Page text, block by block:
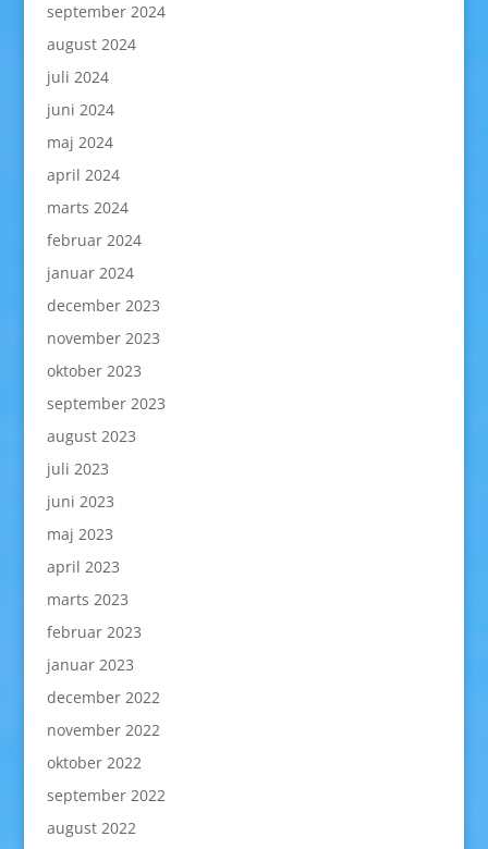
september 2024
august 2024
juli 2024
juni 2024
maj 2024
april 2024
marts 2024
februar 2024
januar 2024
december 2023
november 2023
oktober 2023
september 2023
august 2023
juli 2023
juni 2023
maj 2023
april 2023
marts 2023
februar 2023
januar 2023
december 2022
november 2022
oktober 2022
september 2022
august 2022